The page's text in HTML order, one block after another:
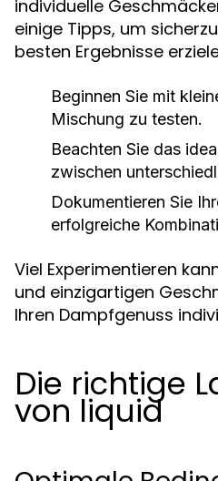
individuelle
einige Tipps, um
besten Ergebnisse
Beginnen Sie mit
Mischung zu testen.
Beachten Sie das
zwischen
Dokumentieren Sie
erfolgreiche
Viel Experimentieren
und einzigartigen
Ihren Dampfgenuss
Die richtige
von liquid